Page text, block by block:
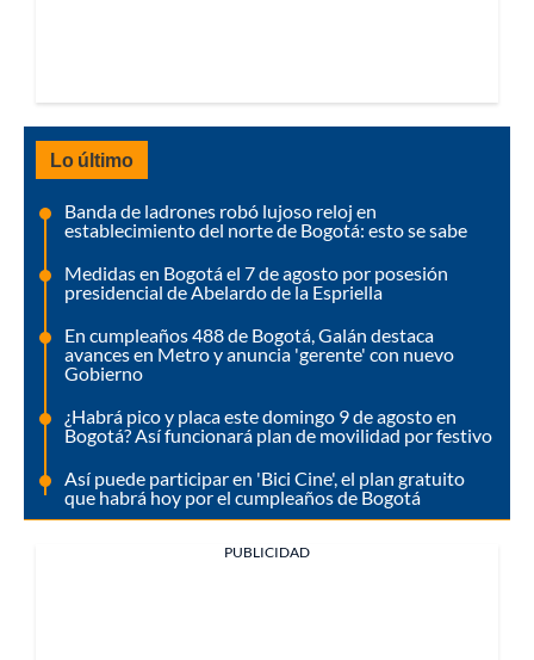
Lo último
Banda de ladrones robó lujoso reloj en
establecimiento del norte de Bogotá: esto se sabe
Medidas en Bogotá el 7 de agosto por posesión
presidencial de Abelardo de la Espriella
En cumpleaños 488 de Bogotá, Galán destaca
avances en Metro y anuncia 'gerente' con nuevo
Gobierno
¿Habrá pico y placa este domingo 9 de agosto en
Bogotá? Así funcionará plan de movilidad por festivo
Así puede participar en 'Bici Cine', el plan gratuito
que habrá hoy por el cumpleaños de Bogotá
PUBLICIDAD